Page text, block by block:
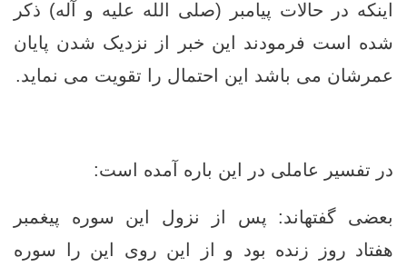
اینکه در حالات پیامبر (صلی الله علیه و آله) ذکر
شده است فرمودند این خبر از نزدیک شدن پایان
عمرشان می باشد این احتمال را تقویت می نماید.
در تفسیر عاملی در این باره آمده است:
بعضى گفته‏اند: پس از نزول اين سوره پيغمبر
هفتاد روز زنده بود و از اين روى اين را سوره